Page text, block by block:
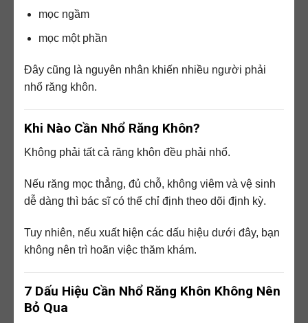
mọc ngầm
mọc một phần
Đây cũng là nguyên nhân khiến nhiều người phải
nhổ răng khôn.
Khi Nào Cần Nhổ Răng Khôn?
Không phải tất cả răng khôn đều phải nhổ.
Nếu răng mọc thẳng, đủ chỗ, không viêm và vệ sinh
dễ dàng thì bác sĩ có thể chỉ định theo dõi định kỳ.
Tuy nhiên, nếu xuất hiện các dấu hiệu dưới đây, bạn
không nên trì hoãn việc thăm khám.
7 Dấu Hiệu Cần Nhổ Răng Khôn Không Nên
Bỏ Qua